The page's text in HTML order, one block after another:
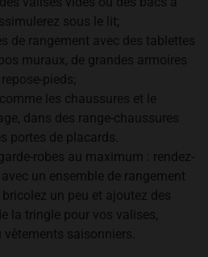
sous le lit;
de rangement avec des tablettes
muraux, de grandes armoires
pieds;
les chaussures et le
dans des range-chaussures
portes de placards.
robes au maximum : rendez-
un ensemble de rangement
un peu et ajoutez des
la tringle pour vos valises,
saisonniers.